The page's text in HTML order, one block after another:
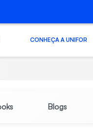
CONHEÇA A UNIFOR
Blogs